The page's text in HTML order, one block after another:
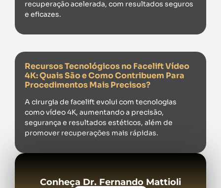
recuperação acelerada, com resultados seguros
e eficazes.
Recursos Tecnológicos no Facelift Vídeo
4K: Quais São e Como Contribuem Para
Procedimentos Mais Precisos?
A cirurgia de facelift evolui com tecnologias
como vídeo 4K, aumentando a precisão,
segurança e resultados estéticos, além de
promover recuperações mais rápidas.
Conheça Dr. Fernando Mattioli